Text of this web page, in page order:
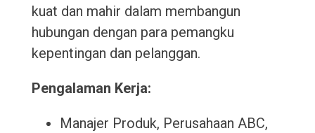
kuat dan mahir dalam membangun
hubungan dengan para pemangku
kepentingan dan pelanggan.
Pengalaman Kerja:
Manajer Produk, Perusahaan ABC,